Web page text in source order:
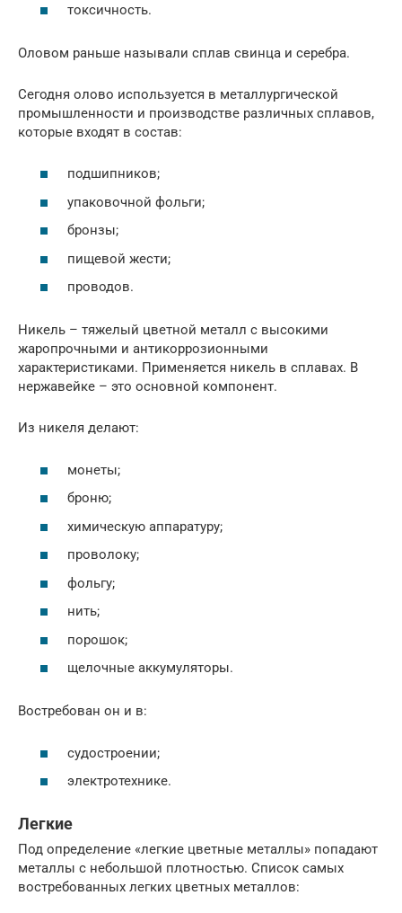
токсичность.
Оловом раньше называли сплав свинца и серебра.
Сегодня олово используется в металлургической
промышленности и производстве различных сплавов,
которые входят в состав:
подшипников;
упаковочной фольги;
бронзы;
пищевой жести;
проводов.
Никель – тяжелый цветной металл с высокими
жаропрочными и антикоррозионными
характеристиками. Применяется никель в сплавах. В
нержавейке – это основной компонент.
Из никеля делают:
монеты;
броню;
химическую аппаратуру;
проволоку;
фольгу;
нить;
порошок;
щелочные аккумуляторы.
Востребован он и в:
судостроении;
электротехнике.
Легкие
Под определение «легкие цветные металлы» попадают
металлы с небольшой плотностью. Список самых
востребованных легких цветных металлов: